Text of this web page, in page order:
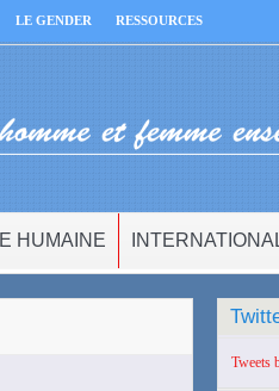
LE GENDER RESSOURCES
HUMAINE
Tweets